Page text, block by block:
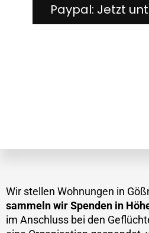
Paypal: Jetzt
Wir stellen Wohnungen in
sammeln wir Spenden in
im Anschluss bei den